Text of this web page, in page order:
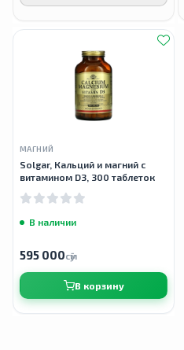
МАГНИЙ
Solgar, Кальций и магний с
витамином D3, 300 таблеток
В наличии
595 000сӯм
В корзину